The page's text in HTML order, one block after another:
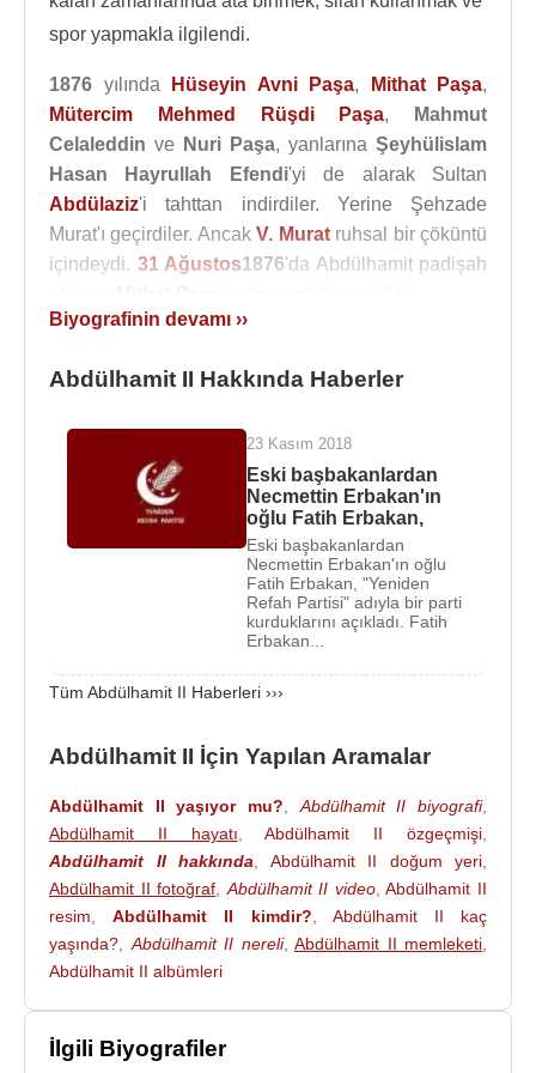
spor yapmakla ilgilendi.
1876 yılında Hüseyin Avni Paşa, Mithat Paşa,
Mütercim Mehmed Rüşdi Paşa,
Mahmut
Celaleddin ve Nuri Paşa, yanlarına Şeyhülislam
Hasan Hayrullah Efendi'yi de alarak Sultan
Abdülaziz'i tahttan indirdiler. Yerine Şehzade
Murat'ı geçirdiler. AncakV. Muratruhsal bir çöküntü
içindeydi. 31 Ağustos1876'da Abdülhamit padişah
Devleti büyük sıkıntılar içindeydi. Dış borçlar
ayaklanmalarınaSırbistan
eklenmişti. İngiltere
için İstanbul'da bir konferans düzenlenmesini
istemişti. Abdülhamit'i başa geçiren grup daha önce
Abdülhamit'in söz verdiği meşrutiyet ve
'yi bekliyordu. Padişah üzerindeki baskıların
artması sebebiyle hemen Kanun-i Esasi'nin
oluşturulması için girişimlerde bulunuldu. Bir heyet
toplandı ve23 Aralık1876'daTersane
Konferansı'ndan bir gün önce Kanun-i Esasi ilan
devletiniRusyaile karşı karşıya bırakacağını bilen
Sultan Abdülhamid, teklifleri kabul etmiş görünerek
ortalığı yatıştırmak istiyordu. Ancak İngilizlerin
kendilerini destekleyeceğine inanan sadrazam
Mithat Paşa, mecliste gayrimüslimleri de kendi
tarafına çekmek suretiyle Rusya aleyhine bir
olanları vatan sevgisizliği ve ihaneti ilesuçladı.
Neticede meclis, Tersane Konferansı kararlarını
Biyografinin devamı ››
Abdülhamit II Hakkında Haberler
23 Kasım 2018
Eski başbakanlardan
Necmettin Erbakan'ın
oğlu Fatih Erbakan,
Eski başbakanlardan
Necmettin Erbakan'ın oğlu
Fatih Erbakan, "Yeniden
Refah Partisi" adıyla bir parti
kurduklarını açıkladı. Fatih
Erbakan...
Tüm Abdülhamit II Haberleri ›››
Abdülhamit II İçin Yapılan Aramalar
Abdülhamit II yaşıyor mu? Abdülhamit II biyografi,
Abdülhamit II hayatı ,Abdülhamit II özgeçmişi
Abdülhamit II hakkında
Abdülhamit II doğum yeri
Abdülhamit II fotoğraf
Abdülhamit II video,Abdülhamit II
resim ,Abdülhamit II kimdir?
Abdülhamit II kaç
yaşında?
Abdülhamit II nereli, Abdülhamit II memleketi
Abdülhamit II albümleri
İlgili Biyografiler